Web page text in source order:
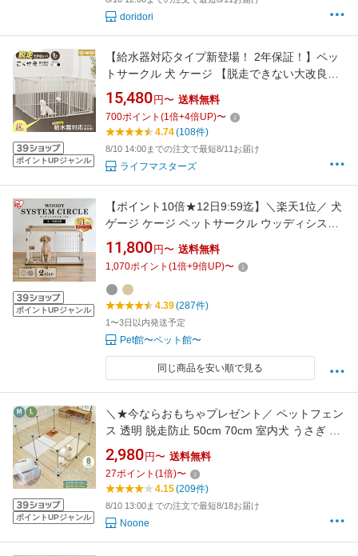
doridori
ポイントUPジャンル
【給水器対応タイプ新登場！ 2年保証！】ペッ
トサークル 犬 ケージ 【脱走できない大改良】
サークル ゲージ ペットケージ 犬用 ペットゲー
ジ ごくせま ペットフェンス 【8枚セット】給水
機 給水器 脱走防止 うさぎ ドッグケージ ドッグ
サークル シンプルモダン 小型犬
15,480 円〜 送料無料
700ポイント (1倍+4倍UP)〜
4.74(108件)
8/10 14:00までの注文で最短8/11お届け
ライフマスターズ
ポイントUPジャンル
【ポイント10倍★12日9:59迄】＼楽天1位／ 犬
ゲージ ケージ ペットサークル ウッディシステ
ムサークル SWS-900 ナチュラル アッシュグレ
ー 小型犬 中型犬 犬 いぬ イヌ 室内 屋内 木目調
ウッディサークル システムサークル 屋根無し
屋根付き アイリスオーヤマ
11,800 円〜 送料無料
1,070ポイント (1倍+9倍UP)〜
4.39(287件)
1〜3日以内発送予定
Pet館〜ペット館〜
同じ商品を安い順で見る
ポイントUPジャンル
＼★今ならおもちゃプレゼント／ ペットフェン
ス 透明 脱走防止 50cm 70cm 室内犬 うさぎ ペ
ットサークル 正方形 50×50cm 長方形
50×70cm 8枚組 ケージ 部屋んぽ ジョイント式
柵 子犬 小動物 子猫 ハイタイプ レイアウト 自
由 ペットゲート 囲い
2,980 円〜 送料無料
27ポイント (1倍)〜
4.15(209件)
8/10 13:00までの注文で最短8/18お届け
Noone